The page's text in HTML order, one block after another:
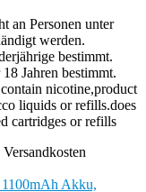
an Personen unter
werden.
bestimmt.
Jahren bestimmt.
nicotine,product
liquids or refills.does
cartridges or refills